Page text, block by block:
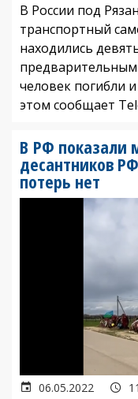
В России под
транспортный
находились
человек погибли
этом сообщает
В РФ показали
десантников
потерь нет
06.05.2022